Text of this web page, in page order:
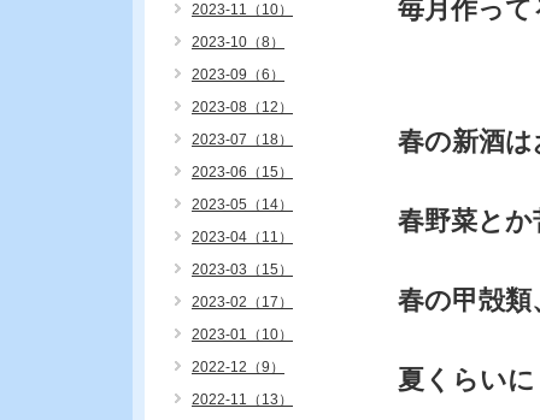
毎月作っ
春の新酒
春野菜と
春の甲殻
夏くらい
2023-11（10）
2023-10（8）
2023-09（6）
2023-08（12）
2023-07（18）
2023-06（15）
2023-05（14）
2023-04（11）
2023-03（15）
2023-02（17）
2023-01（10）
2022-12（9）
2022-11（13）